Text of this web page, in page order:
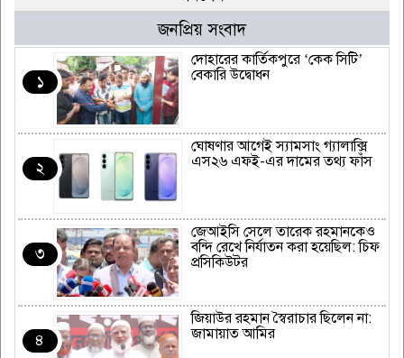
জনপ্রিয় সংবাদ
১
দোহারের কার্তিকপুরে ‘কেক সিটি’
বেকারি উদ্বোধন
২
ঘোষণার আগেই স্যামসাং গ্যালাক্সি
এস২৬ এফই-এর দামের তথ্য ফাঁস
৩
জেআইসি সেলে তারেক রহমানকেও
বন্দি রেখে নির্যাতন করা হয়েছিল: চিফ
প্রসিকিউটর
৪
জিয়াউর রহমান স্বৈরাচার ছিলেন না:
জামায়াত আমির